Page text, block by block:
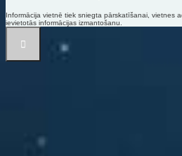
Informācija vietnē tiek sniegta pārskatīšanai, vietnes
ievietotās informācijas izmantošanu.